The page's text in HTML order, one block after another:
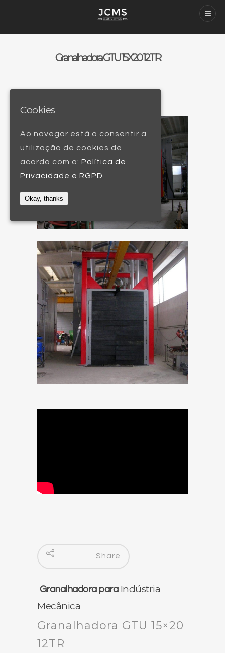
Granalhadora GTU 15X20 12TR
Share
Granalhadora paraIndústria
Mecânica
Granalhadora GTU 15×20
12TR
Cookies
Ao navegar está a consentir a
utilização de cookies de
acordo com a: Política de
Privacidade e RGPD
Okay, thanks